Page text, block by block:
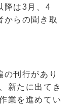
降は3月、4
からの聞き取
刊行があり
新たに出てき
業を進めてい